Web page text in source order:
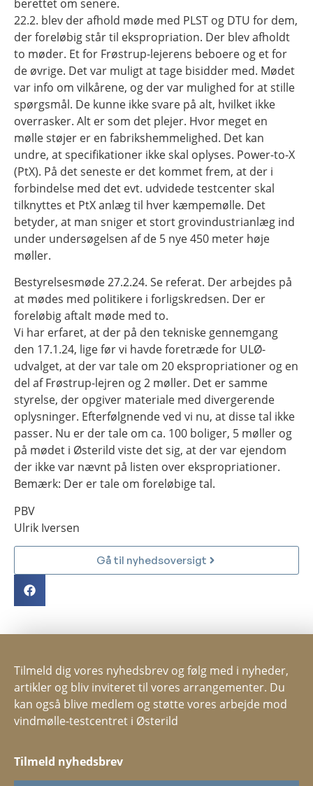
berettet om senere.
22.2. blev der afhold møde med PLST og DTU for dem,
der foreløbig står til ekspropriation. Der blev afholdt
to møder. Et for Frøstrup-lejerens beboere og et for
de øvrige. Det var muligt at tage bisidder med. Mødet
var info om vilkårene, og der var mulighed for at stille
spørgsmål. De kunne ikke svare på alt, hvilket ikke
overrasker. Alt er som det plejer. Hvor meget en
mølle støjer er en fabrikshemmelighed. Det kan
undre, at specifikationer ikke skal oplyses. Power-to-X
(PtX). På det seneste er det kommet frem, at der i
forbindelse med det evt. udvidede testcenter skal
tilknyttes et PtX anlæg til hver kæmpemølle. Det
betyder, at man sniger et stort grovindustrianlæg ind
under undersøgelsen af de 5 nye 450 meter høje
møller.
Bestyrelsesmøde 27.2.24. Se referat. Der arbejdes på
at mødes med politikere i forligskredsen. Der er
foreløbig aftalt møde med to.
Vi har erfaret, at der på den tekniske gennemgang
den 17.1.24, lige før vi havde foretræde for ULØ-
udvalget, at der var tale om 20 ekspropriationer og en
del af Frøstrup-lejren og 2 møller. Det er samme
styrelse, der opgiver materiale med divergerende
oplysninger. Efterfølgnende ved vi nu, at disse tal ikke
passer. Nu er der tale om ca. 100 boliger, 5 møller og
på mødet i Østerild viste det sig, at der var ejendom
der ikke var nævnt på listen over ekspropriationer.
Bemærk: Der er tale om foreløbige tal.
PBV
Ulrik Iversen
Gå til nyhedsoversigt
Tilmeld dig vores nyhedsbrev og følg med i nyheder,
artikler og bliv inviteret til vores arrangementer. Du
kan også blive medlem og støtte vores arbejde mod
vindmølle-testcentret i Østerild
Tilmeld nyhedsbrev